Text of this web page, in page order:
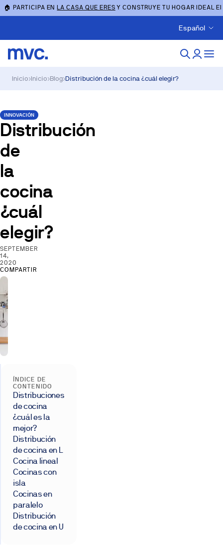
🏠 PARTICIPA ENLA CASA QUE ERES Y CONSTRUYE TU HOGAR IDEAL
Español
Inicio›Inicio›Blog›Distribución de la cocina ¿cuál elegir?
INNOVACIÓN
Distribución
de
la
cocina
¿cuál
elegir?
SEPTEMBER
14,
2020
COMPARTIR
ÍNDICE DE
CONTENIDO
Distribuciones
de cocina
¿cuál es la
mejor?
Distribución
de cocina en L
Cocina lineal
Cocinas con
isla
Cocinas en
paralelo
Distribución
de cocina en U